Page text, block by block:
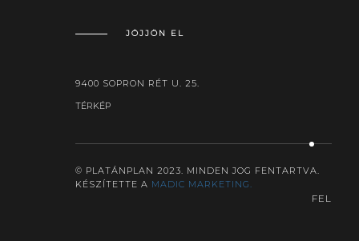
JÖJJÖN EL
9400 SOPRON RÉT U. 25.
TÉRKÉP
© PLATÁNPLAN 2023. MINDEN JOG FENTARTVA.
KÉSZÍTETTE A MADIC MARKETING.
FEL